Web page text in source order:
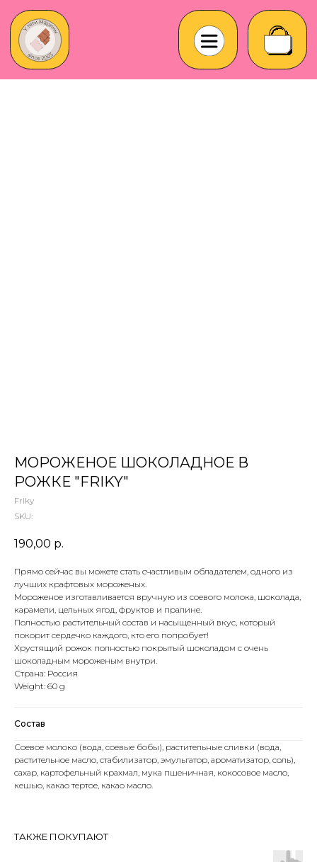
МОРОЖЕНОЕ ШОКОЛАДНОЕ В
РОЖКЕ "FRIKY"
Friky
SKU:
190,00 р.
Прямо сейчас вы можете стать счастливым обладателем, одного из
лучших крафтовых мороженых.
Мороженое изготавливается вручную из соевого молока, шоколада,
карамели, цельных ягод, фруктов и пралине.
Полностью растительный состав и насыщенный вкус, который
покорит сердечко каждого, кто его попробует!
Хрустящий рожок полностью покрытый шоколадом с очень
шоколадным мороженым внутри.
Страна: Россия
Weight: 60 g
Состав
Соевое молоко (вода, соевые бобы), растительные сливки (вода,
растительное масло, стабилизатор, эмульгатор, ароматизатор, соль),
сахар, картофельный крахмал, мука пшеничная, кокосовое масло,
кешью, какао тертое, какао масло.
ТАКЖЕ ПОКУПАЮТ